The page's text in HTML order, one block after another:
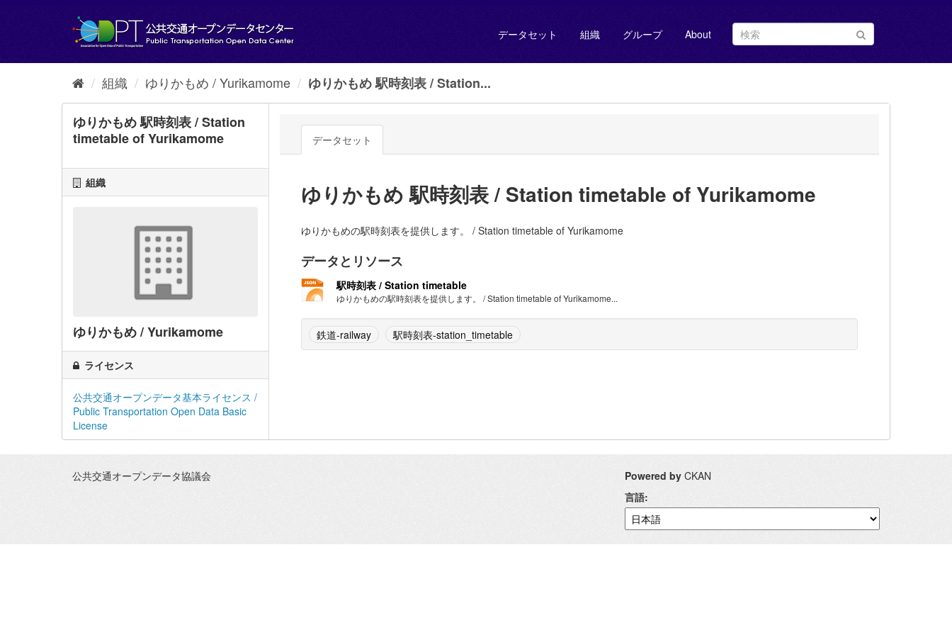
し
データセット 組織 グループ About
組織 ゆりかもめ / Yurikamome ゆりかもめ 駅時刻表 / Station...
ゆりかもめ 駅時刻表 / Station
timetable of Yurikamome
組織
ゆりかもめ / Yurikamome
ライセンス
公共交通オープンデータ基本ライセンス /
Public Transportation Open Data Basic
License
データセット
ゆりかもめ 駅時刻表 / Station timetable of Yurikamome
ゆりかもめの駅時刻表を提供します。 / Station timetable of Yurikamome
データとリソース
駅時刻表 / Station timetable
ゆりかもめの駅時刻表を提供します。 / Station timetable of Yurikamome...
鉄道-railway 駅時刻表-station_timetable
公共交通オープンデータ協議会 Powered by CKAN
言語